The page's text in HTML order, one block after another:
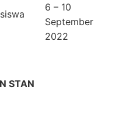
6 – 10
September
2022
STAN